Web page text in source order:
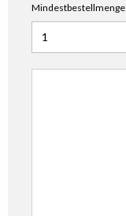
Anzahl für